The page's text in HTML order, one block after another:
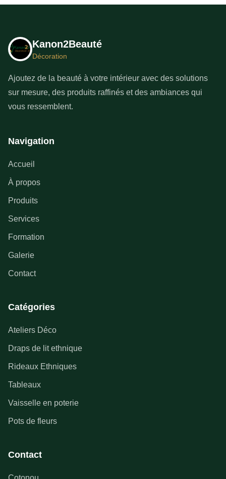
Kanon2Beauté
Décoration
Ajoutez de la beauté à votre intérieur avec des solutions
sur mesure, des produits raffinés et des ambiances qui
vous ressemblent.
Navigation
Accueil
À propos
Produits
Services
Formation
Galerie
Contact
Catégories
Ateliers Déco
Draps de lit ethnique
Rideaux Ethniques
Tableaux
Vaisselle en poterie
Pots de fleurs
Contact